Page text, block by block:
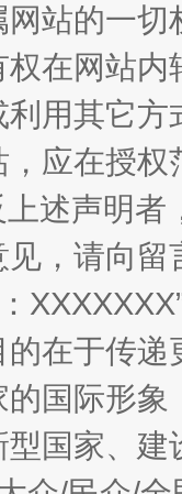
站的一
在网站
用其它
应在授
上述声明
，请向
在于传
国际形
国家、